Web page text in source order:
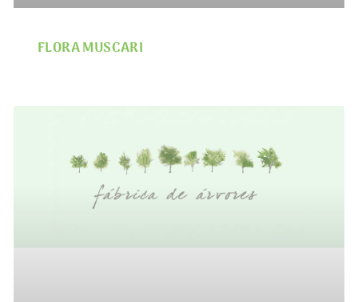
FLORA MUSCARI